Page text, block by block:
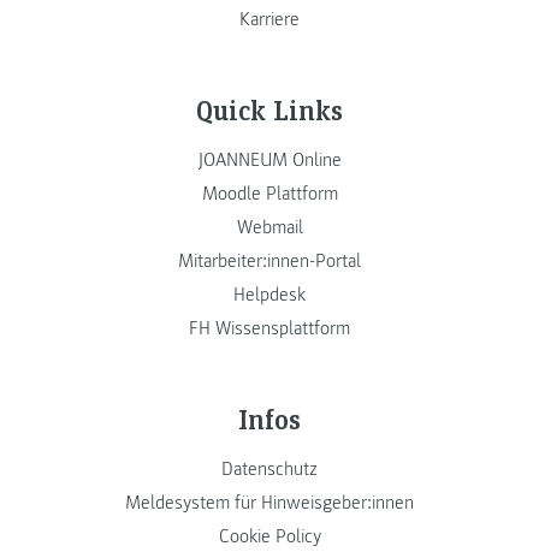
Karriere
Quick Links
JOANNEUM Online
Moodle Plattform
Webmail
Mitarbeiter:innen-Portal
Helpdesk
FH Wissensplattform
Infos
Datenschutz
Meldesystem für Hinweisgeber:innen
Cookie Policy